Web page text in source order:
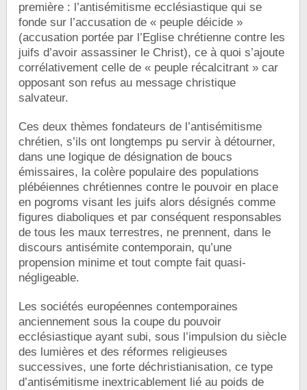
première : l’antisémitisme ecclésiastique qui se
fonde sur l’accusation de « peuple déicide »
(accusation portée par l’Eglise chrétienne contre les
juifs d’avoir assassiner le Christ), ce à quoi s’ajoute
corrélativement celle de « peuple récalcitrant » car
opposant son refus au message christique
salvateur.
Ces deux thèmes fondateurs de l’antisémitisme
chrétien, s’ils ont longtemps pu servir à détourner,
dans une logique de désignation de boucs
émissaires, la colère populaire des populations
plébéiennes chrétiennes contre le pouvoir en place
en pogroms visant les juifs alors désignés comme
figures diaboliques et par conséquent responsables
de tous les maux terrestres, ne prennent, dans le
discours antisémite contemporain, qu’une
propension minime et tout compte fait quasi-
négligeable.
Les sociétés européennes contemporaines
anciennement sous la coupe du pouvoir
ecclésiastique ayant subi, sous l’impulsion du siècle
des lumières et des réformes religieuses
successives, une forte déchristianisation, ce type
d’antisémitisme inextricablement lié au poids de